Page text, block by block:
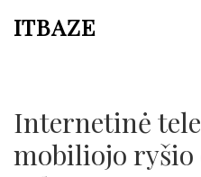
ITBAZE
Internetinė
mobiliojo